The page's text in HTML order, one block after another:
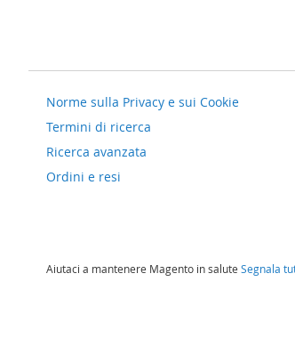
Norme sulla Privacy e sui Cookie
Termini di ricerca
Ricerca avanzata
Ordini e resi
Aiutaci a mantenere Magento in salute Segnala